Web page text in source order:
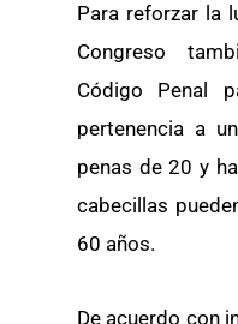
Para reforzar la
Congreso
Código Penal
pertenencia a
penas de 20 y
cabecillas
60 años.
De acuerdo con